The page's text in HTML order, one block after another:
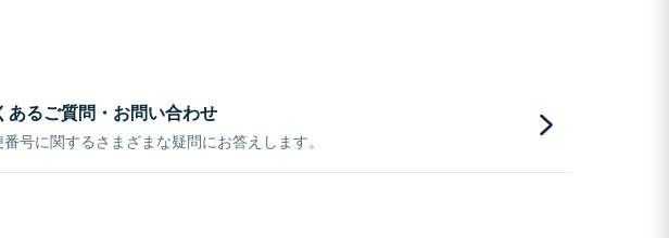
あるご質問・お問い合わせ
号に関するさまざまな疑問にお答えします。